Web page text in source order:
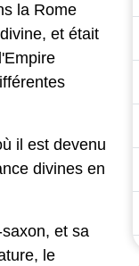
la Rome
et était
il est devenu
divines en
et sa
le